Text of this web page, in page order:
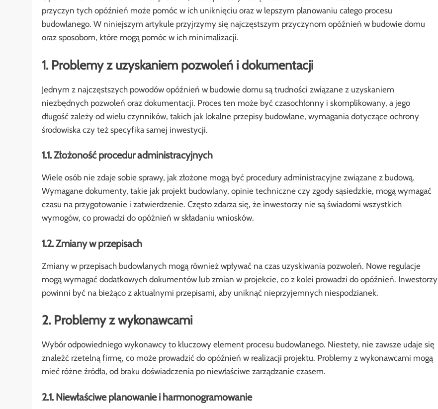
przyczyn tych opóźnień może pomóc w ich uniknięciu oraz w lepszym planowaniu całego procesu
budowlanego. W niniejszym artykule przyjrzymy się najczęstszym przyczynom opóźnień w budowie domu
oraz sposobom, które mogą pomóc w ich minimalizacji.
1. Problemy z uzyskaniem pozwoleń i dokumentacji
Jednym z najczęstszych powodów opóźnień w budowie domu są trudności związane z uzyskaniem
niezbędnych pozwoleń oraz dokumentacji. Proces ten może być czasochłonny i skomplikowany, a jego
długość zależy od wielu czynników, takich jak lokalne przepisy budowlane, wymagania dotyczące ochrony
środowiska czy też specyfika samej inwestycji.
1.1. Złożoność procedur administracyjnych
Wiele osób nie zdaje sobie sprawy, jak złożone mogą być procedury administracyjne związane z budową.
Wymagane dokumenty, takie jak projekt budowlany, opinie techniczne czy zgody sąsiedzkie, mogą wymagać
czasu na przygotowanie i zatwierdzenie. Często zdarza się, że inwestorzy nie są świadomi wszystkich
wymogów, co prowadzi do opóźnień w składaniu wniosków.
1.2. Zmiany w przepisach
Zmiany w przepisach budowlanych mogą również wpływać na czas uzyskiwania pozwoleń. Nowe regulacje
mogą wymagać dodatkowych dokumentów lub zmian w projekcie, co z kolei prowadzi do opóźnień. Inwestorzy
powinni być na bieżąco z aktualnymi przepisami, aby uniknąć nieprzyjemnych niespodzianek.
2. Problemy z wykonawcami
Wybór odpowiedniego wykonawcy to kluczowy element procesu budowlanego. Niestety, nie zawsze udaje się
znaleźć rzetelną firmę, co może prowadzić do opóźnień w realizacji projektu. Problemy z wykonawcami mogą
mieć różne źródła, od braku doświadczenia po niewłaściwe zarządzanie czasem.
2.1. Niewłaściwe planowanie i harmonogramowanie